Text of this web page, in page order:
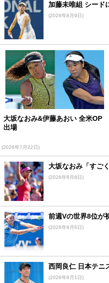
加藤未唯組 シード
(2026年8月9日)
大坂なおみ&伊藤あおい 全米OP
出場
(2026年7月22日)
大坂なおみ「すご
(2026年8月8日)
前週Vの世界8位が
(2026年8月6日)
西岡良仁 日本テニ
(2026年8月1日)